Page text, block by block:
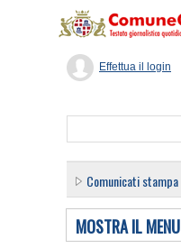
Effettua il login
Comunicati stampa
MOSTRA IL MENU